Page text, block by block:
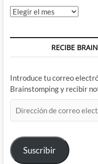
Archivos
RECIBE
Introduce tu correo
Brainstomping y recibir
de
electrónico
Suscribir